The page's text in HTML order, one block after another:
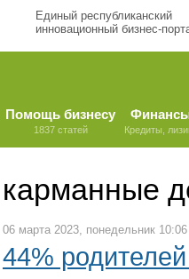
Единый республиканский
инновационный бизнес-
Помощь бизнесу
1837 статей Кредиты,
карманные
06 марта 2023, понедельник 10:06
44%